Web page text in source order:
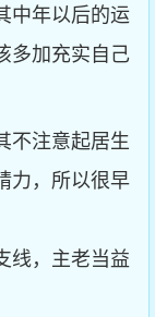
中年以后的运
多加充实自己
不注意起居生
力，所以很早
线，主老当益